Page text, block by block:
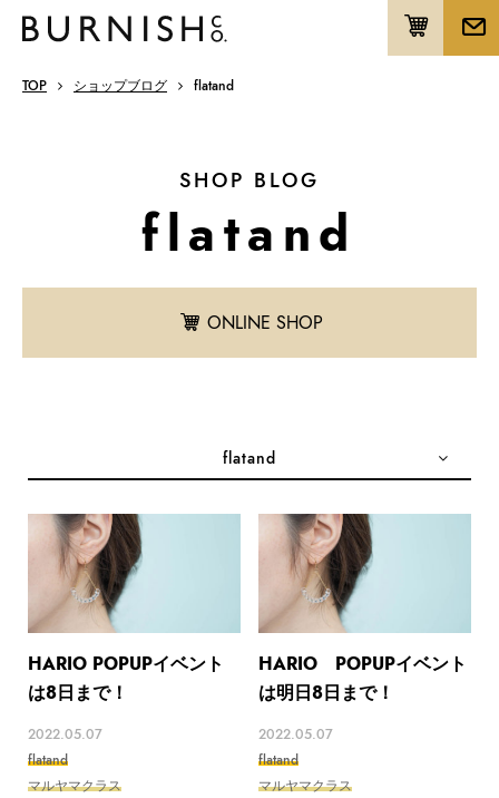
TOP ショップブログ flatand
SHOP BLOG
flatand
ONLINE SHOP
flatand
HARIO POPUPイベント
は8日まで！
2022.05.07
flatand
マルヤマクラス
HARIO POPUPイベント
は明日8日まで！
2022.05.07
flatand
マルヤマクラス